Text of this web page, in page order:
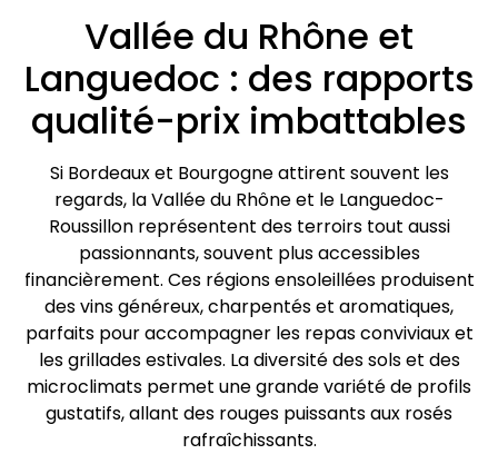
Vallée du Rhône et
Languedoc : des rapports
qualité-prix imbattables
Si Bordeaux et Bourgogne attirent souvent les
regards, la Vallée du Rhône et le Languedoc-
Roussillon représentent des terroirs tout aussi
passionnants, souvent plus accessibles
financièrement. Ces régions ensoleillées produisent
des vins généreux, charpentés et aromatiques,
parfaits pour accompagner les repas conviviaux et
les grillades estivales. La diversité des sols et des
microclimats permet une grande variété de profils
gustatifs, allant des rouges puissants aux rosés
rafraîchissants.